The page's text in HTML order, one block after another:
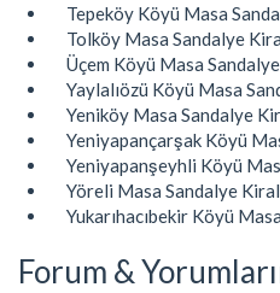
Tepeköy Köyü Masa
Tolköy Masa Sandalye
Üçem Köyü Masa
Yaylalıözü Köyü Masa
Yeniköy Masa Sandalye
Yeniyapançarşak Köyü
Yeniyapanşeyhli Köyü
Yöreli Masa Sandalye
Yukarıhacıbekir Köyü
Forum &